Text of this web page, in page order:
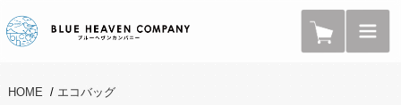
HOME / エコバッグ